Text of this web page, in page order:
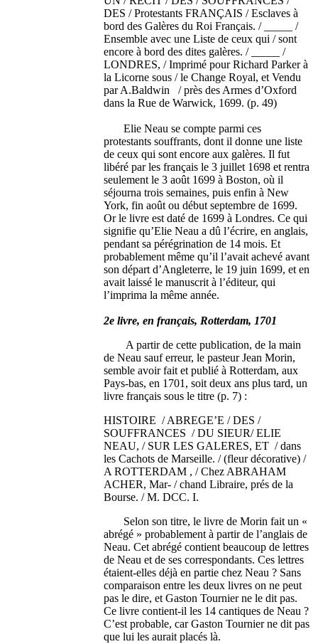
DES / Protestants FRANÇAIS / Esclaves à
bord des Galères du Roi Français. / _____ /
Ensemble avec une Liste de ceux qui / sont
encore à bord des dites galères. / _____ /
LONDRES, / Imprimé pour Richard Parker à
la Licorne sous / le Change Royal, et Vendu
par A.Baldwin / près des Armes d’Oxford
dans la Rue de Warwick, 1699. (p. 49)
Elie Neau se compte parmi ces
protestants souffrants, dont il donne une liste
de ceux qui sont encore aux galères. Il fut
libéré par les français le 3 juillet 1698 et rentra
seulement le 3 août 1699 à Boston, où il
séjourna trois semaines, puis enfin à New
York, fin août ou début septembre de 1699.
Or le livre est daté de 1699 à Londres. Ce qui
signifie qu’Elie Neau a dû l’écrire, en anglais,
pendant sa pérégrination de 14 mois. Et
probablement même qu’il l’avait achevé avant
son départ d’Angleterre, le 19 juin 1699, et en
avait laissé le manuscrit à l’éditeur, qui
l’imprima la même année.
2e livre, en français, Rotterdam, 1701
A partir de cette publication, de la main
de Neau sauf erreur, le pasteur Jean Morin,
semble avoir fait et publié à Rotterdam, aux
Pays-bas, en 1701, soit deux ans plus tard, un
livre français sous le titre (p. 7) :
HISTOIRE / ABREGE’E / DES /
SOUFFRANCES / DU SIEUR/ ELIE
NEAU, / SUR LES GALERES, ET / dans
les Cachots de Marseille. / (fleur décorative) /
A ROTTERDAM , / Chez ABRAHAM
ACHER, Mar- / chand Libraire, prés de la
Bourse. / M. DCC. I.
Selon son titre, le livre de Morin fait un «
abrégé » probablement à partir de l’anglais de
Neau. Cet abrégé contient beaucoup de lettres
de Neau et de ses correspondants. Ces lettres
étaient-elles déjà en partie chez Neau ? Sans
comparaison entre les deux livres on ne peut
pas le dire, et Gaston Tournier ne le dit pas.
Ce livre contient-il les 14 cantiques de Neau ?
C’est probable, car Gaston Tournier ne dit pas
que lui les aurait placés là.